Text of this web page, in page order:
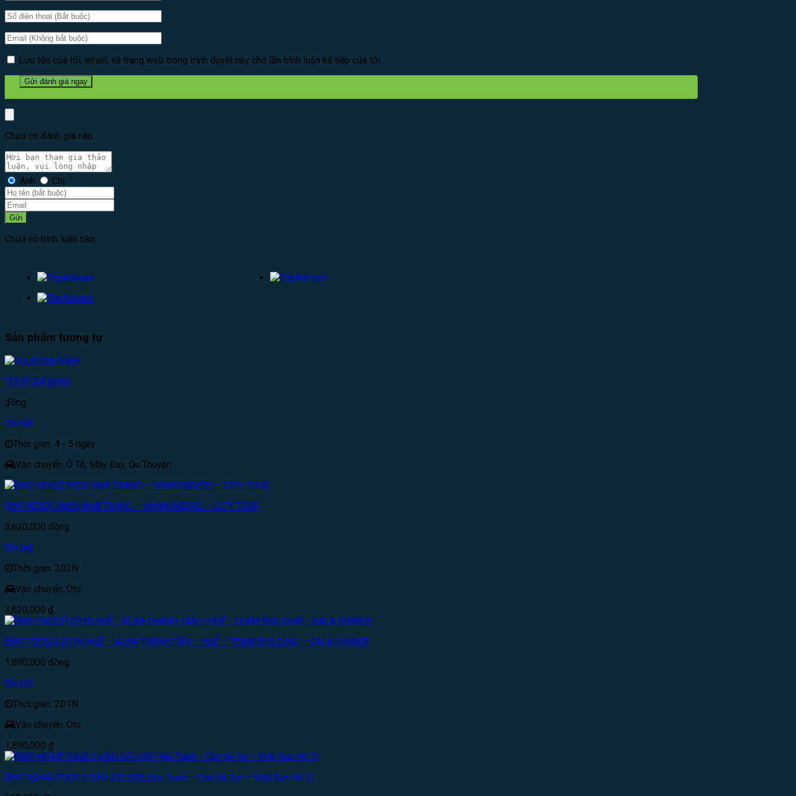
Lưu tên của tôi, email, và trang web trong trình duyệt này cho lần bình luận kế tiếp của tôi.
Chưa có đánh giá nào.
Anh Chị
Gửi
Chưa có bình luận nào
Sản phẩm tương tự
TOUR GIA ĐÌNH
đồng
Chi tiết
Thời gian: 4 - 5 ngày
Vận chuyển: Ô Tô, Máy Bay, Du Thuyền
[BNT-ND52] 3N2D NHA TRANG – VINWONDERS – CITY TOUR
3,620,000 đồng
Chi tiết
Thời gian: 3D2N
Vận chuyển: Oto
3,620,000 ₫
[BNT-TBD02] 2D1N HUẾ – ALBA THANH TÂN – HUẾ – TEAM BUILDING – GALA DINNER
1,890,000 đồng
Chi tiết
Thời gian: 2D1N
Vận chuyển: Oto
1,890,000 ₫
[BNT-ND44] TOUR 3 ĐẢO DELUXE (Bãi Tranh – Con Sẻ Tre – Vịnh San Hô 2)